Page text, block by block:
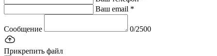
Ваш email *
Сообщение 0/2500
Прикрепить файл